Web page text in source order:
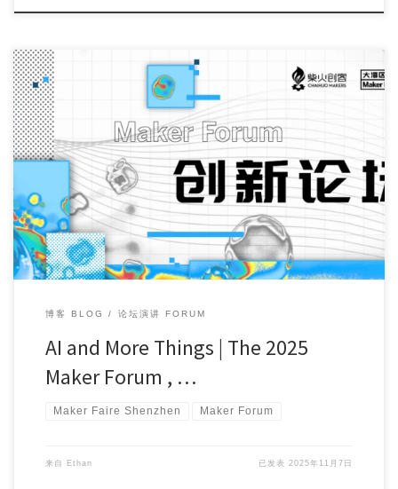
Final Countdown! 9 days left to go！ Maker Faire Sh […]
博客 BLOG 论坛演讲 FORUM
AI and More Things | The 2025
Maker Forum , …
Maker Faire Shenzhen Maker Forum
来自 Ethan 已发表2025年11月7日